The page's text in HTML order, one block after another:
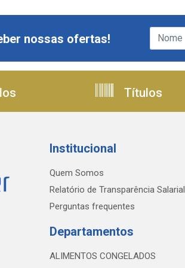
nossas ofertas!
Títulos
Institucional
Quem Somos
Relatório de Transparência Salarial
Perguntas frequentes
Departamentos
ALIMENTOS CONGELADOS